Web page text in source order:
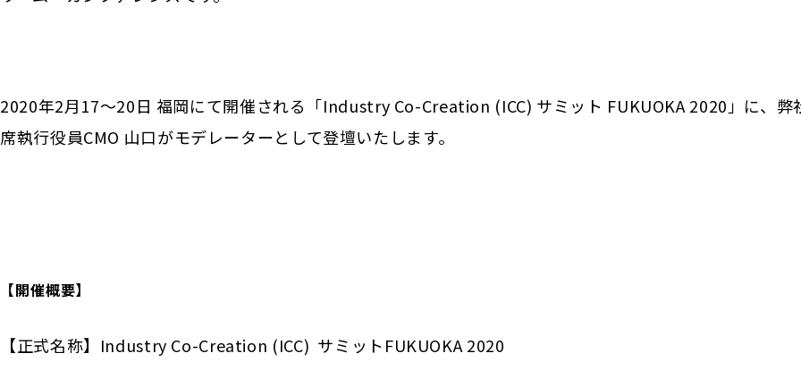
2020年2月17〜20日 福岡にて開催される「Industry Co-Creation (ICC) サミット FUKUOKA 2020」に、弊
席執行役員CMO 山口がモデレーターとして登壇いたします。
【開催概要】
【正式名称】Industry Co-Creation (ICC) サミットFUKUOKA 2020